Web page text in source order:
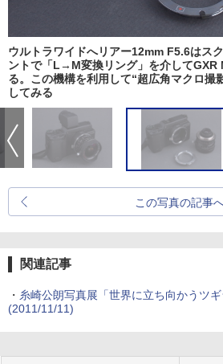
ウルトラワイドへリアー12mm F5.6はス
ントで「L→M変換リング」を介してGXR
る。この機構を利用して“超広角マクロ撮
してみる
この写真の記事
関連記事
・ 糸崎公朗写真展「世界に立ち向かうツギ
(2011/11/11)